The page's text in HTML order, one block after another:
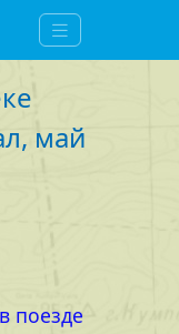
май
поезде